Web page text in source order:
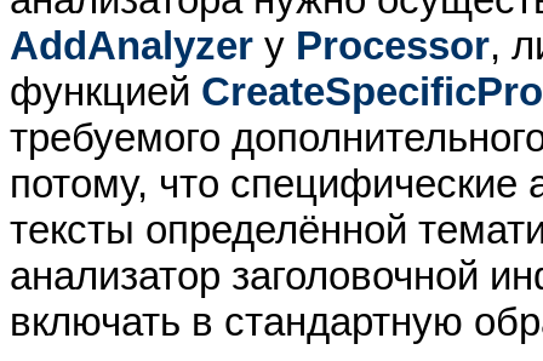
AddAnalyzer у Processor,
функцией
требуемого
потому, что
тексты определённой
анализатор заголовочной
включать в стандартную